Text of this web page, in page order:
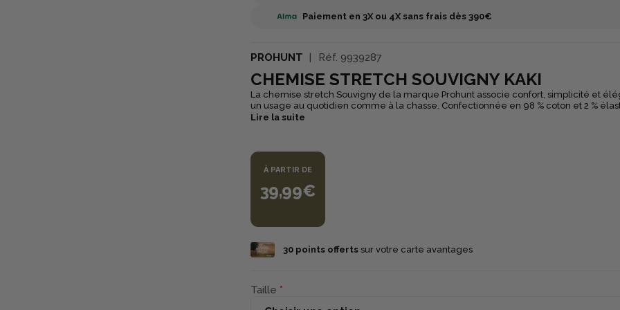
Paiement en 3X ou 4X sans frais dès 390€
PROHUNT Réf. 9939287
CHEMISE STRETCH SOUVIGNY KAKI
La chemise stretch Souvigny de la marque Prohunt associe confort, simplicité et
un usage au quotidien comme à la chasse. Confectionnée en 98 % coton et 2 %
offre une grande aisance de mouvement et un confort agréable tout au long de la
est idéale aussi bien pour vos sorties de chasse que pour une tenue décontractée
Lire la suite
À PARTIR DE
39,99€
30 points offerts sur votre carte avantages
Taille